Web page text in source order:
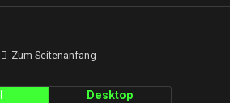
Zum Seitenanfang
Desktop